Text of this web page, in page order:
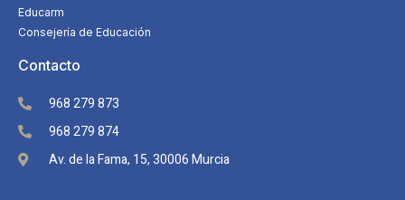
Educarm
Consejería de Educación
Contacto
968 279 873
968 279 874
Av. de la Fama, 15, 30006 Murcia